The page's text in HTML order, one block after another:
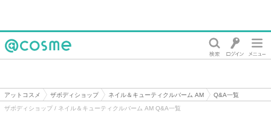
アットコスメ ザボディショップ ネイル＆キューティクルバーム AM
Q&A一覧
ザボディショップ / ネイル＆キューティクルバーム AM Q&A一覧